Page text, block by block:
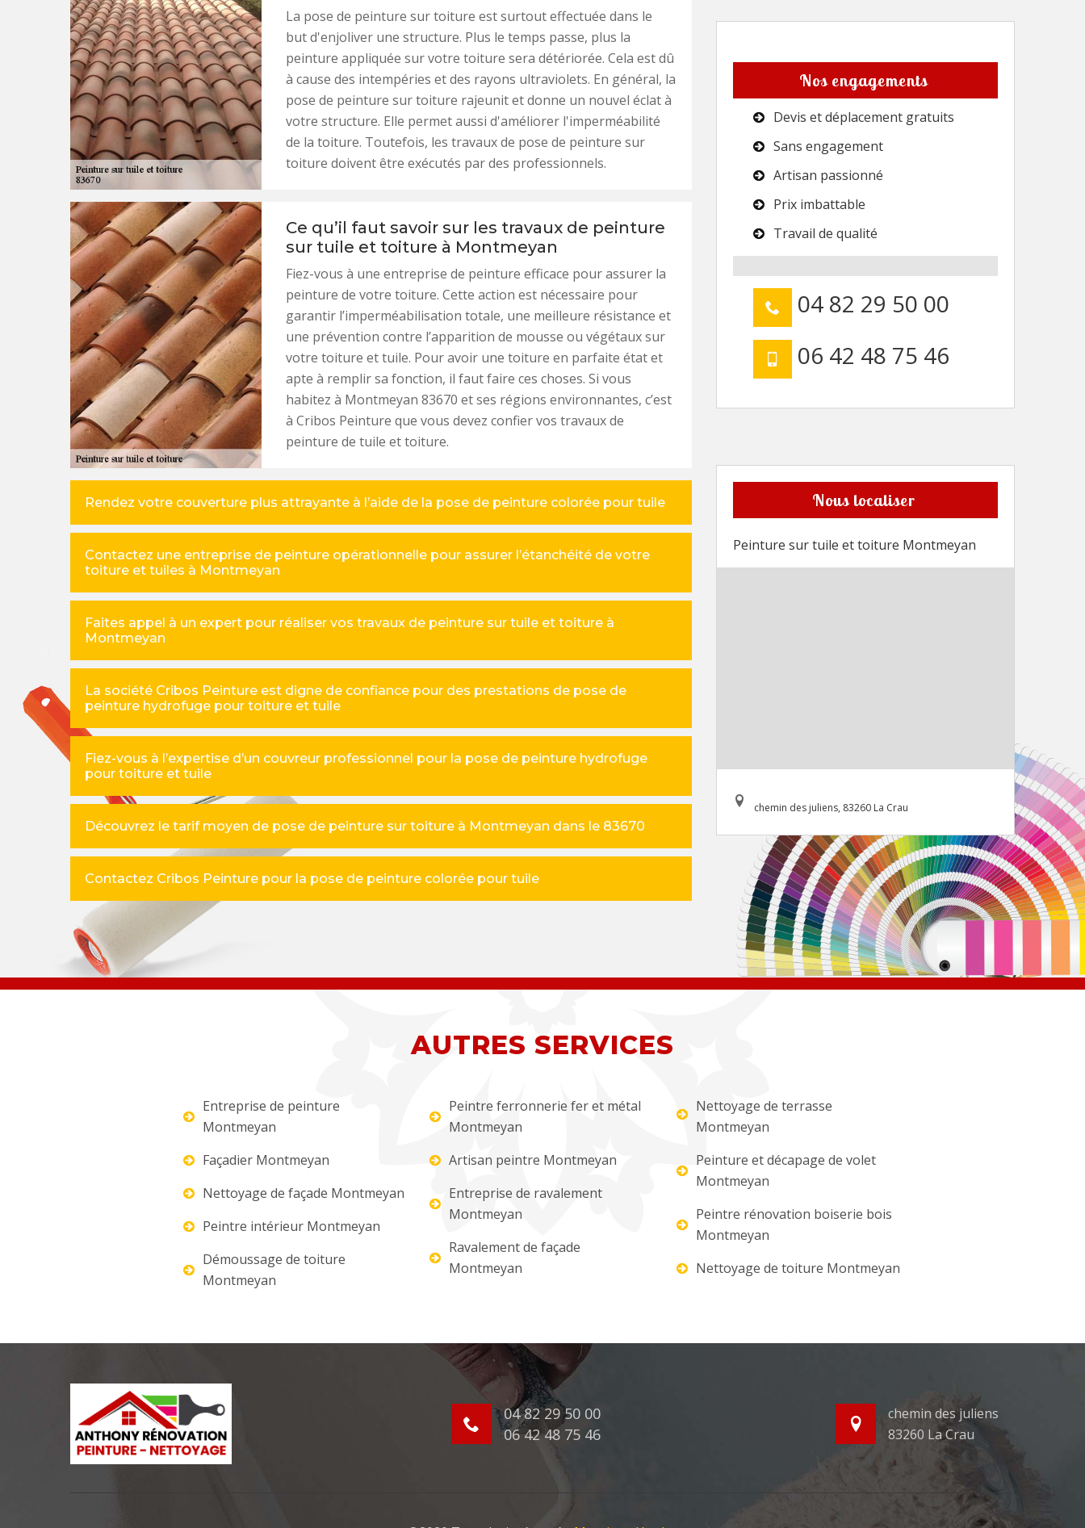
La pose de peinture sur toiture est surtout effectuée dans le
but d'enjoliver une structure. Plus le temps passe, plus la
peinture appliquée sur votre toiture sera détériorée. Cela est dû
à cause des intempéries et des rayons ultraviolets. En général, la
pose de peinture sur toiture rajeunit et donne un nouvel éclat à
votre structure. Elle permet aussi d'améliorer l'imperméabilité
de la toiture. Toutefois, les travaux de pose de peinture sur
toiture doivent être exécutés par des professionnels.
Ce qu’il faut savoir sur les travaux de peinture
sur tuile et toiture à Montmeyan
Fiez-vous à une entreprise de peinture efficace pour assurer la
peinture de votre toiture. Cette action est nécessaire pour
garantir l’imperméabilisation totale, une meilleure résistance et
une prévention contre l’apparition de mousse ou végétaux sur
votre toiture et tuile. Pour avoir une toiture en parfaite état et
apte à remplir sa fonction, il faut faire ces choses. Si vous
habitez à Montmeyan 83670 et ses régions environnantes, c’est
à Cribos Peinture que vous devez confier vos travaux de
peinture de tuile et toiture.
Rendez votre couverture plus attrayante à l’aide de la pose de peinture colorée pour tuile
Contactez une entreprise de peinture opérationnelle pour assurer l’étanchéité de votre
toiture et tuiles à Montmeyan
Faites appel à un expert pour réaliser vos travaux de peinture sur tuile et toiture à
Montmeyan
La société Cribos Peinture est digne de confiance pour des prestations de pose de
peinture hydrofuge pour toiture et tuile
Fiez-vous à l’expertise d’un couvreur professionnel pour la pose de peinture hydrofuge
pour toiture et tuile
Découvrez le tarif moyen de pose de peinture sur toiture à Montmeyan dans le 83670
Contactez Cribos Peinture pour la pose de peinture colorée pour tuile
Nos engagements
Devis et déplacement gratuits
Sans engagement
Artisan passionné
Prix imbattable
Travail de qualité
04 82 29 50 00
06 42 48 75 46
Nous localiser
Peinture sur tuile et toiture Montmeyan
chemin des juliens, 83260 La Crau
AUTRES SERVICES
Entreprise de peinture
Montmeyan
Façadier Montmeyan
Nettoyage de façade Montmeyan
Peintre intérieur Montmeyan
Démoussage de toiture
Montmeyan
Peintre ferronnerie fer et métal
Montmeyan
Artisan peintre Montmeyan
Entreprise de ravalement
Montmeyan
Ravalement de façade
Montmeyan
Nettoyage de terrasse
Montmeyan
Peinture et décapage de volet
Montmeyan
Peintre rénovation boiserie bois
Montmeyan
Nettoyage de toiture Montmeyan
04 82 29 50 00
06 42 48 75 46
chemin des juliens
83260 La Crau